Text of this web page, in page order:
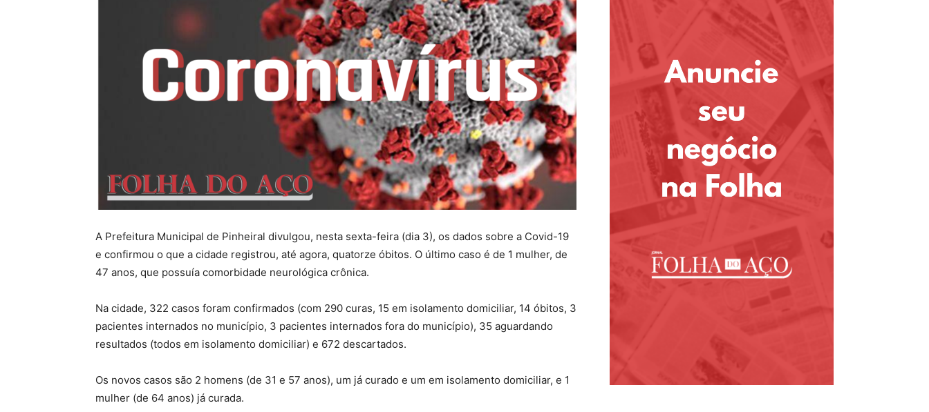
A Prefeitura Municipal de Pinheiral divulgou, nesta sexta-feira (dia 3), os dados sobre a Covid-19
e confirmou o que a cidade registrou, até agora, quatorze óbitos. O último caso é de 1 mulher, de
47 anos, que possuía comorbidade neurológica crônica.
Na cidade, 322 casos foram confirmados (com 290 curas, 15 em isolamento domiciliar, 14 óbitos, 3
pacientes internados no município, 3 pacientes internados fora do município), 35 aguardando
resultados (todos em isolamento domiciliar) e 672 descartados.
Os novos casos são 2 homens (de 31 e 57 anos), um já curado e um em isolamento domiciliar, e 1
mulher (de 64 anos) já curada.